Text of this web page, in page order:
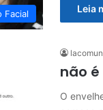
Facial Leia
não
O